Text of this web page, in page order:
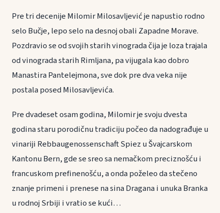
Pre tri decenije Milomir Milosavljević je napustio rodno
selo Bučje, lepo selo na desnoj obali Zapadne Morave.
Pozdravio se od svojih starih vinograda čija je loza trajala
od vinograda starih Rimljana, pa vijugala kao dobro
Manastira Pantelejmona, sve dok pre dva veka nije
postala posed Milosavljevića.
Pre dvadeset osam godina, Milomir je svoju dvesta
godina staru porodičnu tradiciju počeo da nadograđuje u
vinariji Rebbaugenossenschaft Spiez u Švajcarskom
Kantonu Bern, gde se sreo sa nemačkom preciznošću i
francuskom prefinenošću, a onda poželeo da stečeno
znanje primeni i prenese na sina Dragana i unuka Branka
u rodnoj Srbiji i vratio se kući…